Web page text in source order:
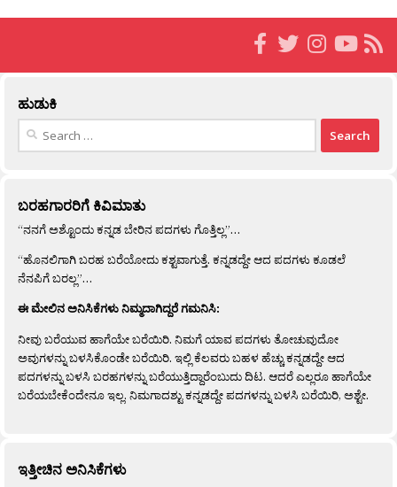
ಹುಡುಕಿ
Search
ಬರಹಗಾರರಿಗೆ ಕಿವಿಮಾತು
“ನನಗೆ ಅಶ್ಟೊಂದು ಕನ್ನಡ ಬೇರಿನ ಪದಗಳು ಗೊತ್ತಿಲ್ಲ”…
“ಹೊನಲಿಗಾಗಿ ಬರಹ ಬರೆಯೋದು ಕಶ್ಟವಾಗುತ್ತೆ. ಕನ್ನಡದ್ದೇ ಆದ ಪದಗಳು ಕೂಡಲೆ
ನೆನಪಿಗೆ ಬರಲ್ಲ”…
ಈ ಮೇಲಿನ ಅನಿಸಿಕೆಗಳು ನಿಮ್ಮದಾಗಿದ್ದರೆ ಗಮನಿಸಿ:
ನೀವು ಬರೆಯುವ ಹಾಗೆಯೇ ಬರೆಯಿರಿ. ನಿಮಗೆ ಯಾವ ಪದಗಳು ತೋಚುವುದೋ
ಅವುಗಳನ್ನು ಬಳಸಿಕೊಂಡೇ ಬರೆಯಿರಿ. ಇಲ್ಲಿ ಕೆಲವರು ಬಹಳ ಹೆಚ್ಚು ಕನ್ನಡದ್ದೇ ಆದ
ಪದಗಳನ್ನು ಬಳಸಿ ಬರಹಗಳನ್ನು ಬರೆಯುತ್ತಿದ್ದಾರೆಂಬುದು ದಿಟ. ಆದರೆ ಎಲ್ಲರೂ ಹಾಗೆಯೇ
ಬರೆಯಬೇಕೆಂದೇನೂ ಇಲ್ಲ. ನಿಮಗಾದಶ್ಟು ಕನ್ನಡದ್ದೇ ಪದಗಳನ್ನು ಬಳಸಿ ಬರೆಯಿರಿ, ಅಶ್ಟೇ.
ಇತ್ತೀಚಿನ ಅನಿಸಿಕೆಗಳು